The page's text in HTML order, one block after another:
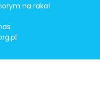
na raka!